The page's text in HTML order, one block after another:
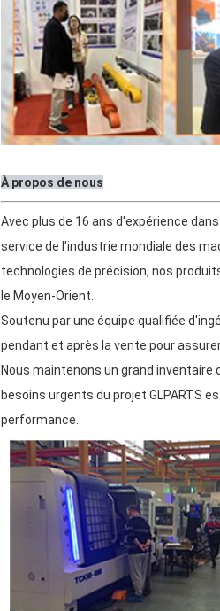
À propos de nous
Avec plus de 16 ans d'expérience
service de l'industrie mondiale des
technologies de précision, nos
le Moyen-Orient.
Soutenu par une équipe qualifiée
pendant et après la vente pour
Nous maintenons un grand
besoins urgents du projet.GLPARTS
performance.